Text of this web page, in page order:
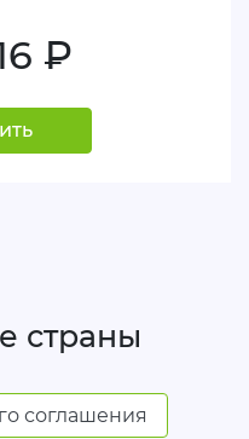
руб.
страны
соглашения